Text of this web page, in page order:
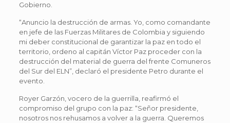
Gobierno.
“Anuncio la destrucción de armas. Yo, como comandante
en jefe de las Fuerzas Militares de Colombia y siguiendo
mi deber constitucional de garantizar la paz en todo el
territorio, ordeno al capitán Víctor Paz proceder con la
destrucción del material de guerra del frente Comuneros
del Sur del ELN”, declaró el presidente Petro durante el
evento.
Royer Garzón, vocero de la guerrilla, reafirmó el
compromiso del grupo con la paz: “Señor presidente,
nosotros nos rehusamos a volver a la guerra. Queremos